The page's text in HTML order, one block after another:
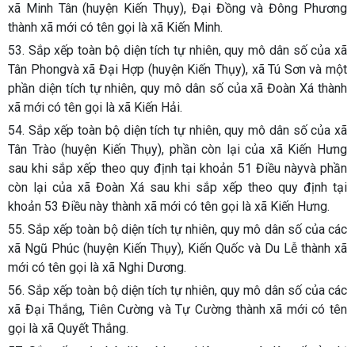
xã Minh Tân (huyện Kiến Thụy), Đại Đồng và Đông Phương
thành xã mới có tên gọi là xã Kiến Minh.
53. Sắp xếp toàn bộ diện tích tự nhiên, quy mô dân số của xã
Tân Phongvà xã Đại Hợp (huyện Kiến Thụy), xã Tú Sơn và một
phần diện tích tự nhiên, quy mô dân số của xã Đoàn Xá thành
xã mới có tên gọi là xã Kiến Hải.
54. Sắp xếp toàn bộ diện tích tự nhiên, quy mô dân số của xã
Tân Trào (huyện Kiến Thụy), phần còn lại của xã Kiến Hưng
sau khi sắp xếp theo quy định tại khoản 51 Điều nàyvà phần
còn lại của xã Đoàn Xá sau khi sắp xếp theo quy định tại
khoản 53 Điều này thành xã mới có tên gọi là xã Kiến Hưng.
55. Sắp xếp toàn bộ diện tích tự nhiên, quy mô dân số của các
xã Ngũ Phúc (huyện Kiến Thụy), Kiến Quốc và Du Lễ thành xã
mới có tên gọi là xã Nghi Dương.
56. Sắp xếp toàn bộ diện tích tự nhiên, quy mô dân số của các
xã Đại Thắng, Tiên Cường và Tự Cường thành xã mới có tên
gọi là xã Quyết Thắng.